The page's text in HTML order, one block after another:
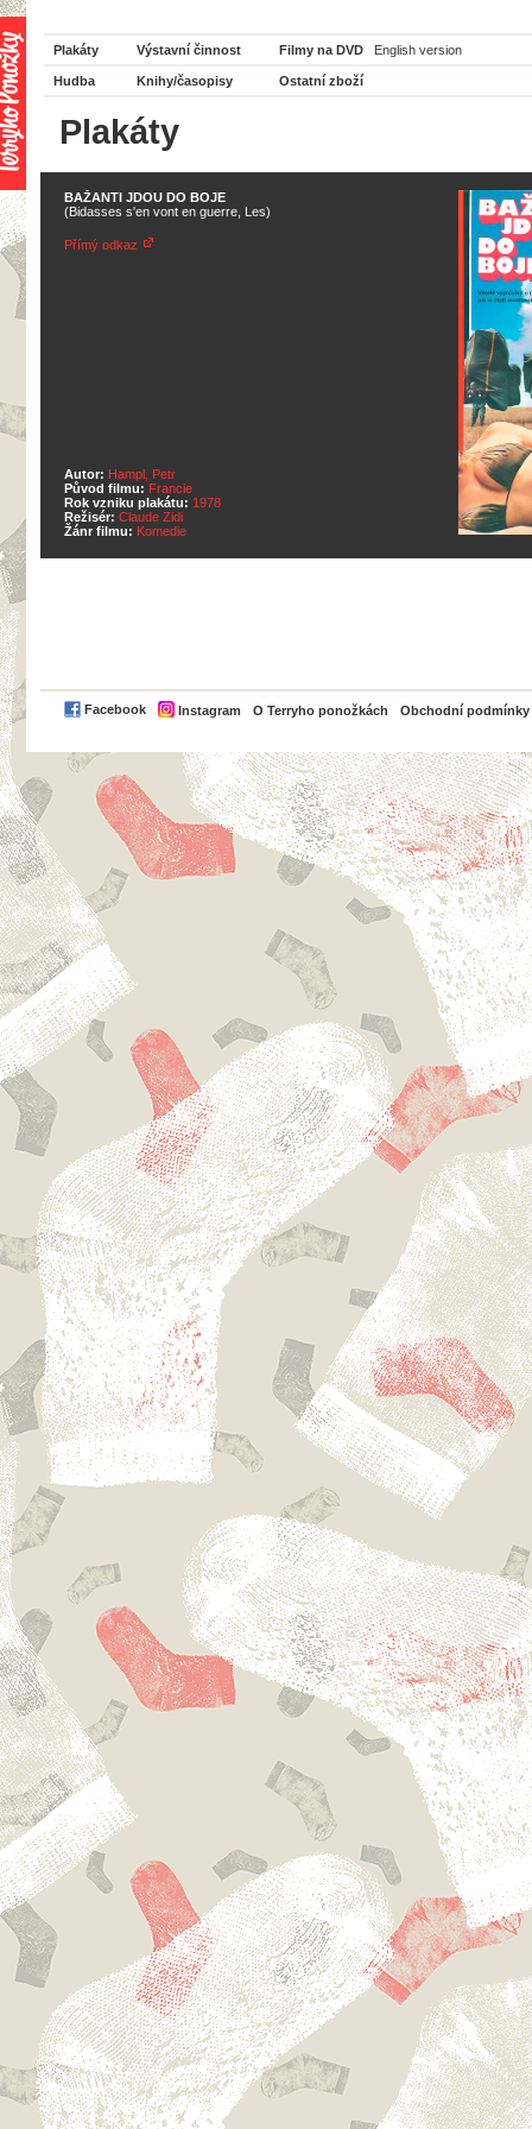
Plakáty Výstavní činnost Filmy na DVD English version
Hudba Knihy/časopisy Ostatní zboží
Plakáty
BAŽANTI JDOU DO BOJE
(Bidasses s'en vont en guerre, Les)
Přímý odkaz
Autor: Hampl, Petr
Původ filmu: Francie
Rok vzniku plakátu: 1978
Režisér: Claude Zidi
Žánr filmu: Komedie
Facebook Instagram O Terryho ponožkách Obchodní podmínky
PayPal